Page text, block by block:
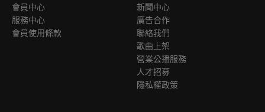
會員中心
服務中心
會員使用條款
新聞中心
廣告合作
聯絡我們
歌曲上架
營業公播服務
人才招募
隱私權政策